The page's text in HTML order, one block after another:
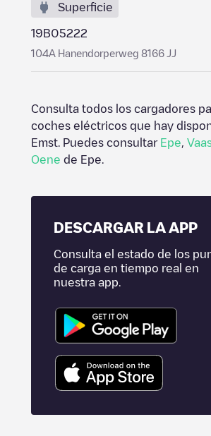
Superficie
19B05222
104A Hanendorperweg 8166 JJ
Consulta todos los cargadores
coches eléctricos que hay
Emst . Puedes consultar Epe
Oene de Epe
DESCARGAR LA APP
Consulta el estado de los
de carga en tiempo real en
nuestra app.